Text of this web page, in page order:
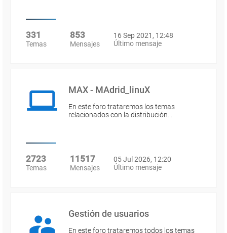
331
Temas
853
Mensajes
16 Sep 2021, 12:48
Último mensaje
MAX - MAdrid_linuX
En este foro trataremos los temas
relacionados con la distribución…
2723
Temas
11517
Mensajes
05 Jul 2026, 12:20
Último mensaje
Gestión de usuarios
En este foro trataremos todos los temas